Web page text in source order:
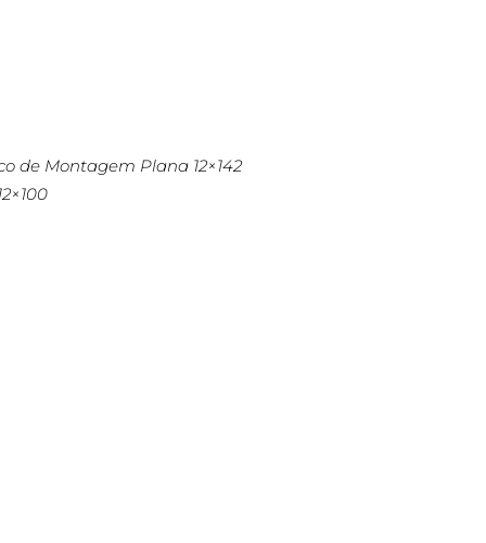
de Montagem Plana 12×142